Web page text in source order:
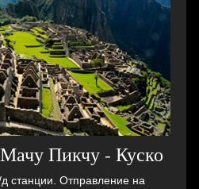
Пикчу - Куско
станции. Отправление на